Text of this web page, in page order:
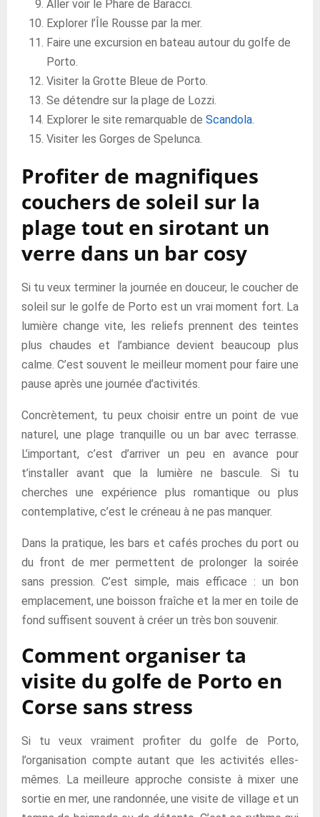
Aller voir le Phare de Baracci.
Explorer l’Île Rousse par la mer.
Faire une excursion en bateau autour du golfe de
Porto.
Visiter la Grotte Bleue de Porto.
Se détendre sur la plage de Lozzi.
Explorer le site remarquable de Scandola.
Visiter les Gorges de Spelunca.
Profiter de magnifiques
couchers de soleil sur la
plage tout en sirotant un
verre dans un bar cosy
Si tu veux terminer la journée en douceur, le coucher de
soleil sur le golfe de Porto est un vrai moment fort. La
lumière change vite, les reliefs prennent des teintes
plus chaudes et l’ambiance devient beaucoup plus
calme. C’est souvent le meilleur moment pour faire une
pause après une journée d’activités.
Concrètement, tu peux choisir entre un point de vue
naturel, une plage tranquille ou un bar avec terrasse.
L’important, c’est d’arriver un peu en avance pour
t’installer avant que la lumière ne bascule. Si tu
cherches une expérience plus romantique ou plus
contemplative, c’est le créneau à ne pas manquer.
Dans la pratique, les bars et cafés proches du port ou
du front de mer permettent de prolonger la soirée
sans pression. C’est simple, mais efficace : un bon
emplacement, une boisson fraîche et la mer en toile de
fond suffisent souvent à créer un très bon souvenir.
Comment organiser ta
visite du golfe de Porto en
Corse sans stress
Si tu veux vraiment profiter du golfe de Porto,
l’organisation compte autant que les activités elles-
mêmes. La meilleure approche consiste à mixer une
sortie en mer, une randonnée, une visite de village et un